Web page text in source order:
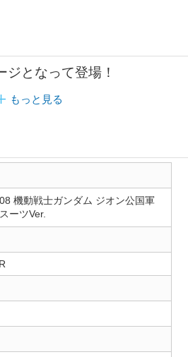
ジとなって登場！
もっと見る
機動戦士ガンダム ジオン公国軍
ーツVer.